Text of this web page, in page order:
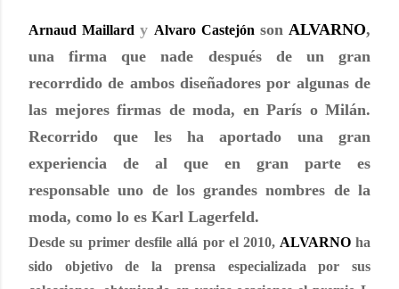
Arnaud MaillardyAlvaro Castejón son ALVARNO,
una firma que nade después de un gran
recorrdido de ambos diseñadores por algunas de
las mejores firmas de moda, en París o Milán.
Recorrido que les ha aportado una gran
experiencia de al que en gran parte es
responsable uno de los grandes nombres de la
moda, como lo es Karl Lagerfeld.
Desde su primer desfile allá por el 2010, ALVARNO ha
sido objetivo de la prensa especializada por sus